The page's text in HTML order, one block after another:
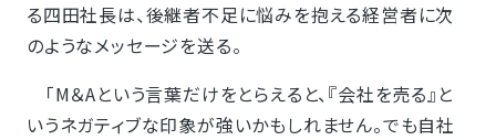
る四田社長は、後継者不足に悩みを抱える経営者に次
のようなメッセージを送る。
「M＆Aという言葉だけをとらえると、『会社を売る』と
いうネガティブな印象が強いかもしれません。でも自社